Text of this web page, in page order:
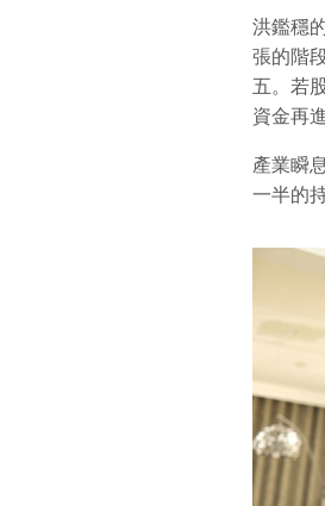
洪鑑穩
張的階
五。若
資金再
產業瞬
一半的